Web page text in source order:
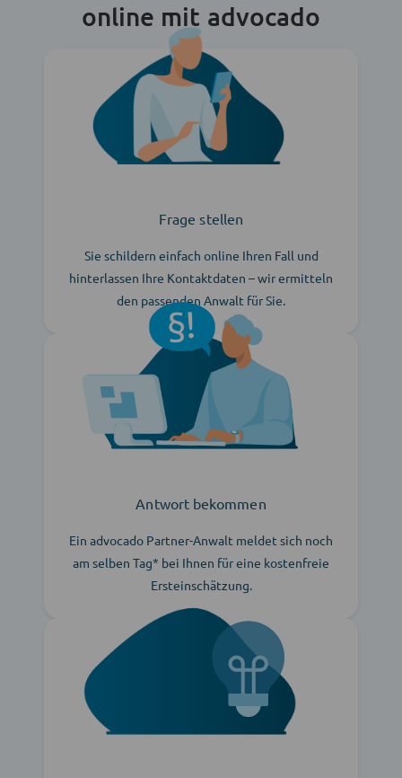
online mit advocado
Frage stellen
Sie schildern einfach online Ihren Fall und
hinterlassen Ihre Kontaktdaten – wir ermitteln
den passenden Anwalt für Sie.
Antwort bekommen
Ein advocado Partner-Anwalt meldet sich noch
am selben Tag* bei Ihnen für eine kostenfreie
Ersteinschätzung.